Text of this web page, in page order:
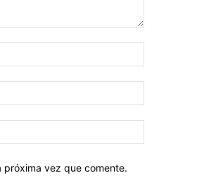
electrónico:*
web:
próxima vez que comente.